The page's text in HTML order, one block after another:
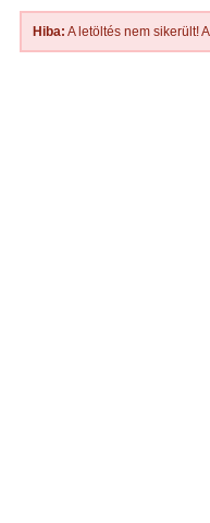
Hiba: A letöltés nem sikerült!